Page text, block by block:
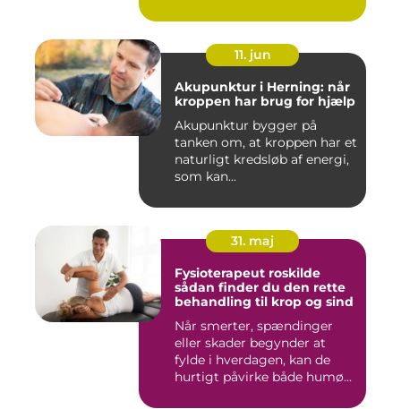
11. jun
Akupunktur i Herning: når
kroppen har brug for hjælp
Akupunktur bygger på
tanken om, at kroppen har et
naturligt kredsløb af energi,
som kan...
31. maj
Fysioterapeut roskilde
sådan finder du den rette
behandling til krop og sind
Når smerter, spændinger
eller skader begynder at
fylde i hverdagen, kan de
hurtigt påvirke både humø...